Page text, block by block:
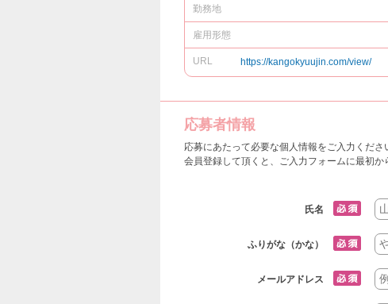
勤務地
雇用形態
URL https://kangokyuujin.com/view/
応募者情報
応募にあたって必要な個人情報をご入力くださ
会員登録して頂くと、ご入力フォームに最初か
氏名
ふりがな（かな）
メールアドレス